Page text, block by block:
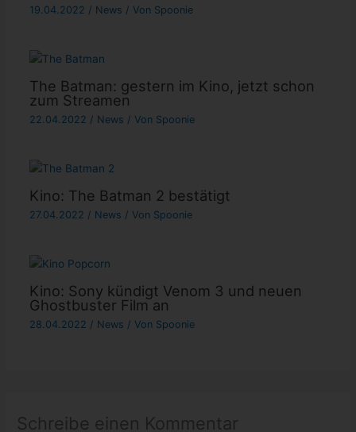
19.04.2022 / News / Von Spoonie
The Batman: gestern im Kino, jetzt schon
zum Streamen
22.04.2022 / News / Von Spoonie
Kino: The Batman 2 bestätigt
27.04.2022 / News / Von Spoonie
Kino: Sony kündigt Venom 3 und neuen
Ghostbuster Film an
28.04.2022 / News / Von Spoonie
Schreibe einen Kommentar